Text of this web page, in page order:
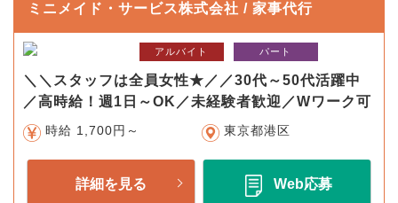
ミニメイド・サービス株式会社 / 家事代行
アルバイト パート
＼＼スタッフは全員女性★／／30代～50代活躍中
／高時給！週1日～OK／未経験者歓迎／Wワーク可
時給 1,700円～ 東京都港区
詳細を見る Web応募